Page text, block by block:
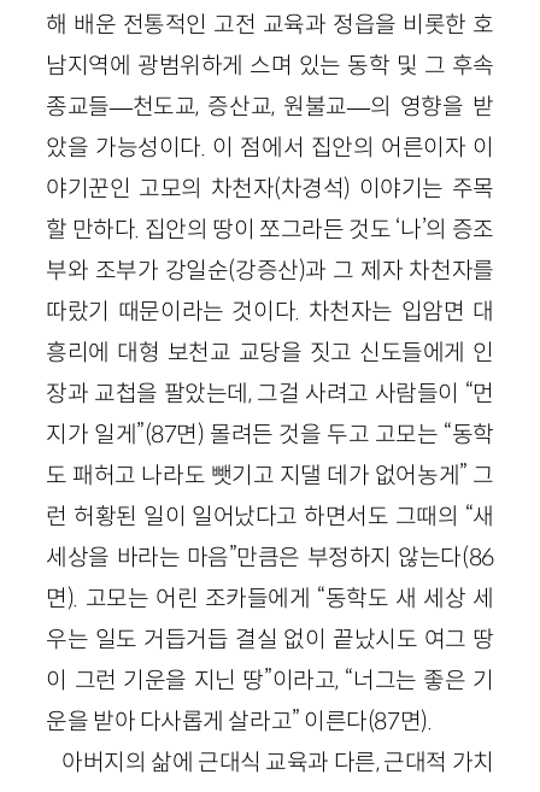
해 배운 전통적인 고전 교육과 정읍을 비롯한 호
남지역에 광범위하게 스며 있는 동학 및 그 후속
종교들—천도교, 증산교, 원불교—의 영향을 받
았을 가능성이다. 이 점에서 집안의 어른이자 이
야기꾼인 고모의 차천자(차경석) 이야기는 주목
할 만하다. 집안의 땅이 쪼그라든 것도 ‘나’의 증조
부와 조부가 강일순(강증산)과 그 제자 차천자를
따랐기 때문이라는 것이다. 차천자는 입암면 대
흥리에 대형 보천교 교당을 짓고 신도들에게 인
장과 교첩을 팔았는데, 그걸 사려고 사람들이 “먼
지가 일게”(87면) 몰려든 것을 두고 고모는 “동학
도 패허고 나라도 뺏기고 지댈 데가 없어농게” 그
런 허황된 일이 일어났다고 하면서도 그때의 “새
세상을 바라는 마음”만큼은 부정하지 않는다(86
면). 고모는 어린 조카들에게 “동학도 새 세상 세
우는 일도 거듭거듭 결실 없이 끝났시도 여그 땅
이 그런 기운을 지닌 땅”이라고, “너그는 좋은 기
운을 받아 다사롭게 살라고” 이른다(87면).
아버지의 삶에 근대식 교육과 다른, 근대적 가치